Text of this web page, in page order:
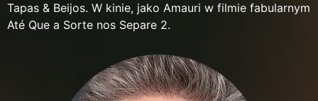
Tapas & Beijos. W kinie, jako Amauri w filmie fabularnym
Até Que a Sorte nos Separe 2.